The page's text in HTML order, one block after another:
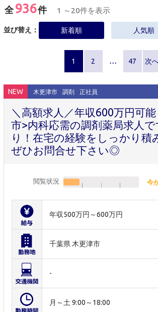
全936件 1 ～20件を表示
並び替え： 新着順 人気順
1 2 … 47 次
NEW 木更津市 調剤 正社員
＼高額求人／年収600万円可
市>内科応需の調剤薬局求人
り！在宅の経験をしっかり積
ぜひお問合せ下さい◎
閲覧状況 今
年収500万円～600万円
千葉県 木更津市
-
月～土 9:00～18:00